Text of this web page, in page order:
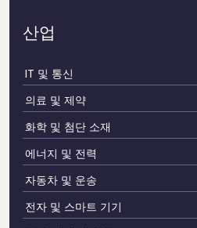
산업
IT 및 통신
의료 및 제약
화학 및 첨단 소재
에너지 및 전력
자동차 및 운송
전자 및 스마트 기기